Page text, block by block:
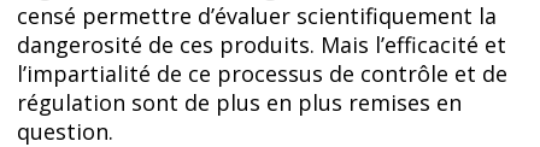
censé permettre d’évaluer scientifiquement la
dangerosité de ces produits. Mais l’efficacité et
l’impartialité de ce processus de contrôle et de
régulation sont de plus en plus remises en
question.